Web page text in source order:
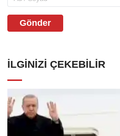
Gönder
İLGINIZI ÇEKEBILIR